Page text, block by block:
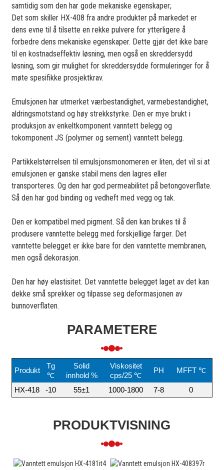
samtidig som den har gode mekaniske egenskaper;
Det som skiller HX-408 fra andre produkter på markedet er
dens evne til å tilsette en rekke pulvere for ytterligere å
forbedre dens mekaniske egenskaper. Dette gjør det ikke bare
til en kostnadseffektiv løsning, men også en skreddersydd
løsning, som gir mulighet for skreddersydde formuleringer for å
møte spesifikke prosjektkrav.
Emulsjonen har utmerket værbestandighet, varmebestandighet,
aldringsmotstand og høy strekkstyrke. Den er mye brukt i
produksjon av enkeltkomponent vanntett belegg og
tokomponent JS (polymer og sement) vanntett belegg.
Partikkelstørrelsen til emulsjonsmonomeren er liten, det vil si at
emulsjonen er ganske stabil mens den lagres eller
transporteres. Og den har god permeabilitet på betongoverflate.
Så den har god binding og vedheft med vegg og tak.
Den er kompatibel med pigment. Så den kan brukes til å
produsere vanntette belegg med forskjellige farger. Det
vanntette belegget er ikke bare for den vanntette membranen,
men også dekorasjon.
Den har høy elastisitet. Det vanntette belegget laget av det kan
dekke små sprekker og tilpasse seg deformasjonen av
bunnoverflaten.
PARAMETERE
Produkt
Tg
℃
Solid
innhold %
Viskositet
cps/25 ℃
PH MFFT ℃
HX-418 -10 55±1 1000-1800 7-8 0
PRODUKTVISNING